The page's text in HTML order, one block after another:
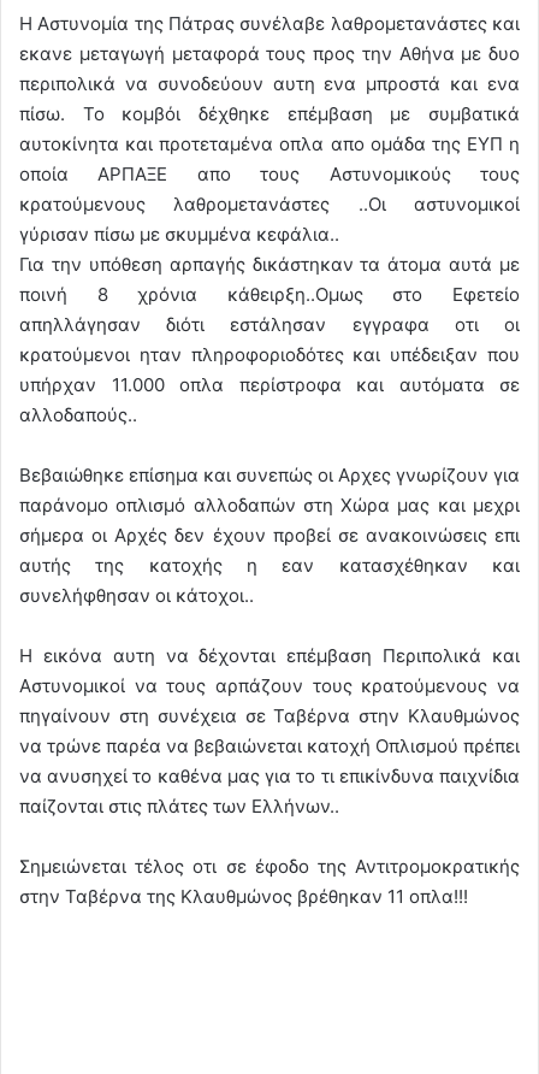
Η Αστυνομία της Πάτρας συνέλαβε λαθρομετανάστες και
εκανε μεταγωγή μεταφορά τους προς την Αθήνα με δυο
περιπολικά να συνοδεύουν αυτη ενα μπροστά και ενα
πίσω. Το κομβόι δέχθηκε επέμβαση με συμβατικά
αυτοκίνητα και προτεταμένα οπλα απο ομάδα της ΕΥΠ η
οποία ΑΡΠΑΞΕ απο τους Αστυνομικούς τους
κρατούμενους λαθρομετανάστες ..Οι αστυνομικοί
γύρισαν πίσω με σκυμμένα κεφάλια..
Για την υπόθεση αρπαγής δικάστηκαν τα άτομα αυτά με
ποινή 8 χρόνια κάθειρξη..Ομως στο Εφετείο
απηλλάγησαν διότι εστάλησαν εγγραφα οτι οι
κρατούμενοι ηταν πληροφοριοδότες και υπέδειξαν που
υπήρχαν 11.000 οπλα περίστροφα και αυτόματα σε
αλλοδαπούς..
Βεβαιώθηκε επίσημα και συνεπώς οι Αρχες γνωρίζουν για
παράνομο οπλισμό αλλοδαπών στη Χώρα μας και μεχρι
σήμερα οι Αρχές δεν έχουν προβεί σε ανακοινώσεις επι
αυτής της κατοχής η εαν κατασχέθηκαν και
συνελήφθησαν οι κάτοχοι..
Η εικόνα αυτη να δέχονται επέμβαση Περιπολικά και
Αστυνομικοί να τους αρπάζουν τους κρατούμενους να
πηγαίνουν στη συνέχεια σε Ταβέρνα στην Κλαυθμώνος
να τρώνε παρέα να βεβαιώνεται κατοχή Οπλισμού πρέπει
να ανυσηχεί το καθένα μας για το τι επικίνδυνα παιχνίδια
παίζονται στις πλάτες των Ελλήνων..
Σημειώνεται τέλος οτι σε έφοδο της Αντιτρομοκρατικής
στην Ταβέρνα της Κλαυθμώνος βρέθηκαν 11 οπλα!!!